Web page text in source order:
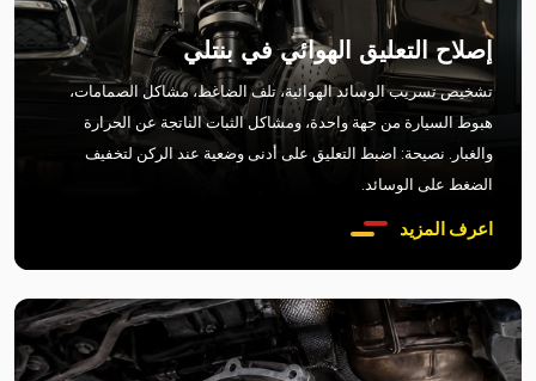
إصلاح التعليق الهوائي في بنتلي
تشخيص تسريب الوسائد الهوائية، تلف الضاغط، مشاكل الصمامات،
هبوط السيارة من جهة واحدة، ومشاكل الثبات الناتجة عن الحرارة
والغبار. نصيحة: اضبط التعليق على أدنى وضعية عند الركن لتخفيف
الضغط على الوسائد.
اعرف المزيد